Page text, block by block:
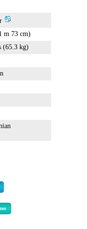
m 73 cm)
(65.3 kg)